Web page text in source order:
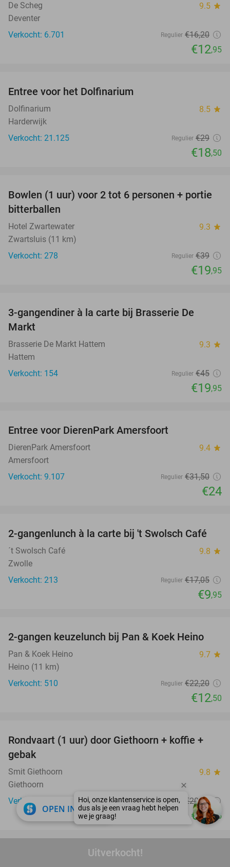
Uitverkocht!
De Scheg 9.5 star
Deventer
Verkocht: 6.701
Regulier €16,20
€12,95
Entree voor het Dolfinarium
Dolfinarium 8.5 star
Harderwijk
Verkocht: 21.125
Regulier €29
€18,50
49%
Bowlen (1 uur) voor 2 tot 6 personen + portie
bitterballen
Hotel Zwartewater 9.3 star
Zwartsluis (11 km)
Verkocht: 278
Regulier €39
€19,95
3-gangendiner à la carte bij Brasserie De
Markt
Brasserie De Markt Hattem 9.3 star
Hattem
Verkocht: 154
Regulier €45
€19,95
Entree voor DierenPark Amersfoort
DierenPark Amersfoort 9.4 star
Amersfoort
Verkocht: 9.107
Regulier €31,50
€24
42%
2-gangenlunch à la carte bij 't Swolsch Café
´t Swolsch Café 9.8 star
Zwolle
Verkocht: 213
Regulier €17,05
€9,95
44%
2-gangen keuzelunch bij Pan & Koek Heino
Pan & Koek Heino 9.7 star
Heino (11 km)
Verkocht: 510
Regulier €22,20
€12,50
46%
Rondvaart (1 uur) door Giethoorn + koffie +
gebak
Smit Giethoorn 9.8 star
Giethoorn
Verkocht: 1.996
Regulier €20,15
€10,95
Live cooking-diner (2,5 uur) bij de Combuijs
OPEN IN APP close